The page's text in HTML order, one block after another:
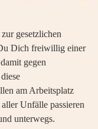
gesetzlichen
Dich freiwillig einer
gegen
am Arbeitsplatz
Unfälle passieren
unterwegs.